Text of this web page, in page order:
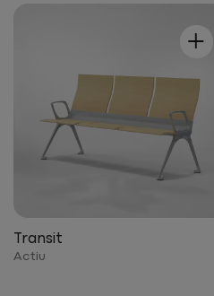
+
Transit
Actiu